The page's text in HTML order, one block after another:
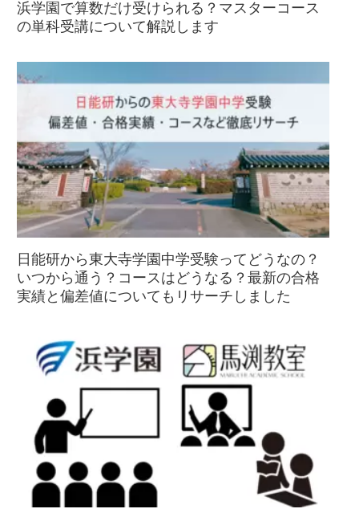
浜学園で算数だけ受けられる？マスターコース
の単科受講について解説します
日能研から東大寺学園中学受験ってどうなの？
いつから通う？コースはどうなる？最新の合格
実績と偏差値についてもリサーチしました